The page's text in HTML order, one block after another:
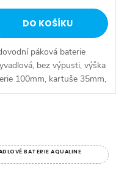
DO KOŠÍKU
páková baterie
bez výpusti, výška
100mm, kartuše 35mm,
flexibilních hadic.
BATERIE AQUALINE